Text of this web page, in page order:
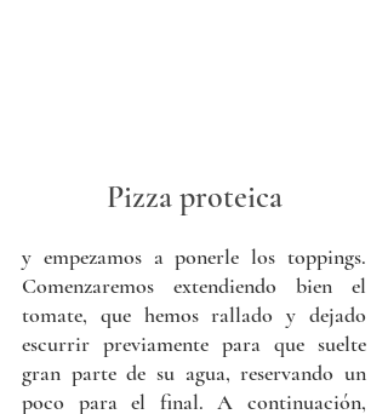
Pizza proteica
y empezamos a ponerle los toppings.
Comenzaremos extendiendo bien el
tomate, que hemos rallado y dejado
escurrir previamente para que suelte
gran parte de su agua, reservando un
poco para el final. A continuación,